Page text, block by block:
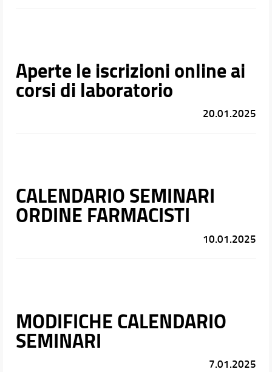
Aperte le iscrizioni online ai
corsi di laboratorio
20.01.2025
CALENDARIO SEMINARI
ORDINE FARMACISTI
10.01.2025
MODIFICHE CALENDARIO
SEMINARI
7.01.2025